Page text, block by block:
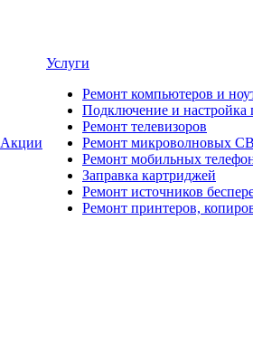
Акции
Услуги
Ремонт компьютеров и
Подключение и настройка
Ремонт телевизоров
Ремонт микроволновых
Ремонт мобильных
Заправка картриджей
Ремонт источников
Ремонт принтеров,